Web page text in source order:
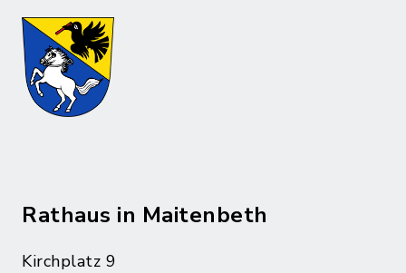
Rathaus in Maitenbeth
Kirchplatz 9